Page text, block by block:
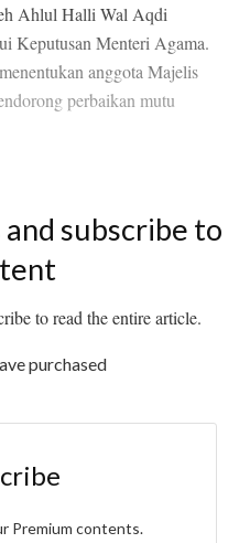
Ahlul Halli Wal Aqdi
Keputusan Menteri Agama.
anggota Majelis
perbaikan mutu
subscribe to
to read the entire article.
purchased
Premium contents.